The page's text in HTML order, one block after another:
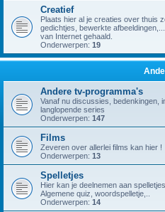
Creatief
Plaats hier al je creaties over thuis
gedichtjes, bewerkte
van Internet gehaald.
Onderwerpen: 19
Andere tv-programma's
Vanaf nu discussies, bedenkingen,
langlopende series
Onderwerpen: 147
Films
Zeveren over allerlei films kan hier !
Onderwerpen: 13
Spelletjes
Hier kan je deelnemen aan
Algemene quiz, woordspelletje,..
Onderwerpen: 14